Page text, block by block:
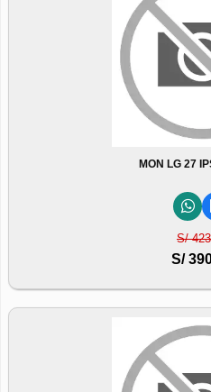
MON LG 27
S/
S/